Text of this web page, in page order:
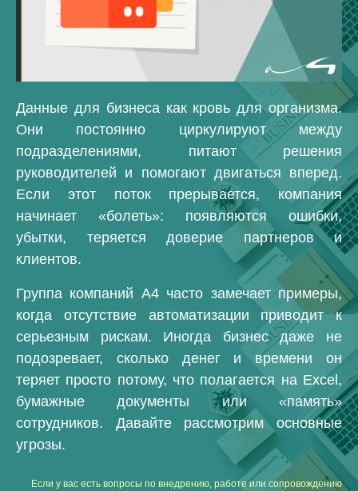
Данные для бизнеса как кровь для организма.
Они постоянно циркулируют между
подразделениями, питают решения
руководителей и помогают двигаться вперед.
Если этот поток прерывается, компания
начинает «болеть»: появляются ошибки,
убытки, теряется доверие партнеров и
клиентов.
Группа компаний А4 часто замечает примеры,
когда отсутствие автоматизации приводит к
серьезным рискам. Иногда бизнес даже не
подозревает, сколько денег и времени он
теряет просто потому, что полагается на Excel,
бумажные документы или «память»
сотрудников. Давайте рассмотрим основные
угрозы.
Если у вас есть вопросы по внедрению, работе или сопровождению